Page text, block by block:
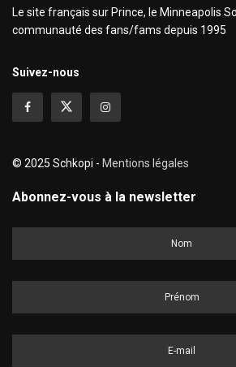
Le site français sur Prince, le Minneapolis
communauté des fans/fams depuis 1995
Suivez-nous
© 2025 Schkopi - Mentions légales
Abonnez-vous à la newsletter